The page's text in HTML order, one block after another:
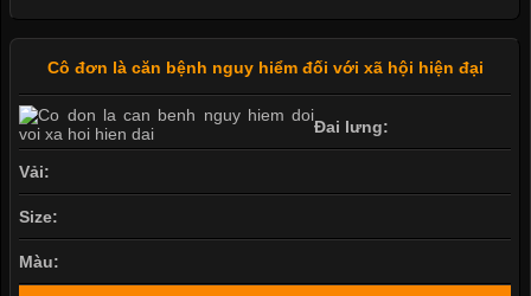
Cô đơn là căn bệnh nguy hiểm đối với xã hội hiện đại
Đai lưng:
Vải:
Size:
Màu: